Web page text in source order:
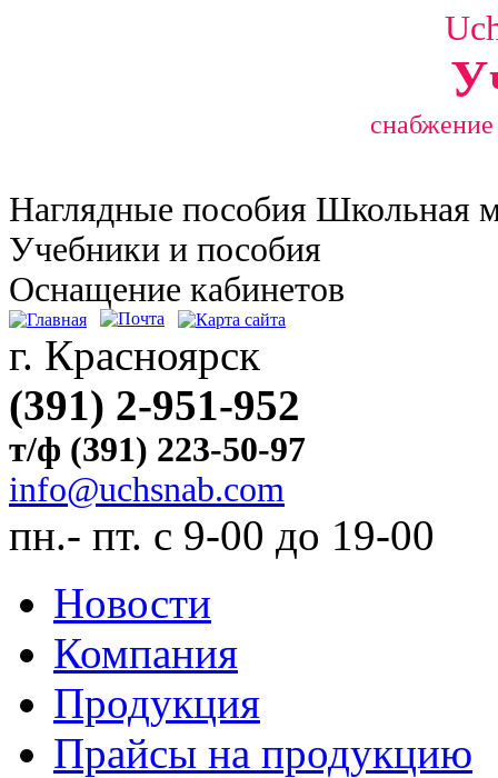
Наглядные пособия Школьная
Учебники и пособия
Оснащение кабинетов
г. Красноярск
(391) 2-951-952
т/ф (391) 223-50-97
info@uchsnab.com
пн.- пт. с 9-00 до 19-00
Новости
Компания
Продукция
Прайсы на продукцию